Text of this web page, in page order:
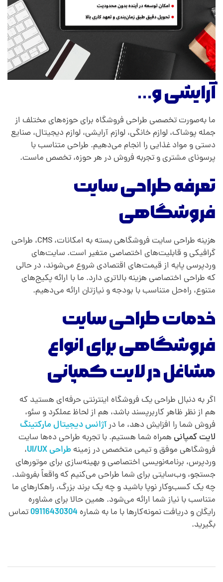
آرایشی و…
ما به‌صورت تخصصی طراحی فروشگاه برای حوزه‌های مختلف از
جمله پوشاک، لوازم خانگی، لوازم آرایشی، لوازم دیجیتال، صنایع
دستی و مواد غذایی را انجام می‌دهیم. طراحی متناسب با
پرسونای مشتری و تجربه فروش در هر حوزه، تخصص ماست.
تعرفه طراحی سایت
فروشگاهی
هزینه طراحی سایت فروشگاهی بسته به امکانات، CMS، طراحی
گرافیکی و قابلیت‌های اختصاصی متغیر است. سایت‌های
وردپرسی پایه از قیمت‌های اقتصادی شروع می‌شوند، در حالی
که طراحی اختصاصی هزینه بالاتری دارد. ما با ارائه پکیج‌های
متنوع، راه‌حل متناسب با بودجه و نیازتان ارائه می‌دهیم.
خدمات طراحی سایت
فروشگاهی برای انواع
مشاغل در لایت کمپانی
اگر به دنبال طراحی یک فروشگاه اینترنتی حرفه‌ای هستید که
هم از نظر ظاهر کاربرپسند باشد، هم از لحاظ عملکرد و سئو،
فروش شما را افزایش دهد، ما درآژانس دیجیتال مارکتینگ
لایت کمپانی همراه شما هستیم. با تجربه طراحی ده‌ها سایت
فروشگاهی موفق و تیمی متخصص در زمینهطراحی UI/UX
،
وردپرس، برنامه‌نویسی اختصاصی و بهینه‌سازی برای موتورهای
جستجو، وب‌سایتی برای شما طراحی می‌کنیم که واقعاً بفروشد.
چه یک کسب‌وکار نوپا باشید و چه یک برند بزرگ، راهکارهای ما
متناسب با نیاز شما ارائه می‌شود. همین حالا برای مشاوره
رایگان و دریافت نمونه‌کارها با ما به شماره 09116430304تماس
بگیرید.